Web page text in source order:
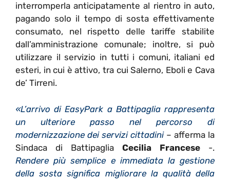
interromperla anticipatamente al rientro in auto,
pagando solo il tempo di sosta effettivamente
consumato, nel rispetto delle tariffe stabilite
dall’amministrazione comunale; inoltre, si può
utilizzare il servizio in tutti i comuni, italiani ed
esteri, in cui è attivo, tra cui Salerno, Eboli e Cava
de’ Tirreni.
«L’arrivo di EasyPark a Battipaglia rappresenta
un ulteriore passo nel percorso di
modernizzazione dei servizi cittadini– afferma la
Sindaca di Battipaglia Cecilia Francese -.
Rendere più semplice e immediata la gestione
della sosta significa migliorare la qualità della